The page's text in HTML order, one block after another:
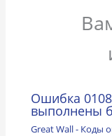
Ошибка
выполнены
Great Wall - Коды